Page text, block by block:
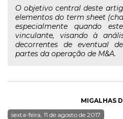
O objetivo central deste
elementos do term sheet
especialmente quando
vinculante, visando à
decorrentes de eventual
partes da operação de M&A.
MIGALHAS
sexta-feira, 11 de agosto de 2017